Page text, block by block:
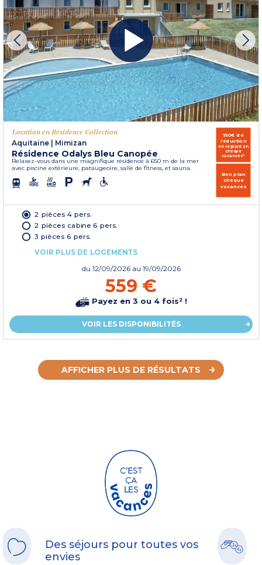
Location en Résidence Collection
Aquitaine | Mimizan
Résidence Odalys Bleu Canopée
Relaxez-vous dans une magnifique résidence à 650 m de la mer
avec piscine extérieure, pataugeoire, salle de fitness, et sauna.
150€ de
réduction
en réglant en
chèque
vacances*
Bon plan
chèque
vacances
2 pièces 4 pers.
2 pièces cabine 6 pers.
3 pièces 6 pers.
VOIR PLUS DE LOGEMENTS
du 12/09/2026 au 19/09/2026
559 €
Payez en 3 ou 4 fois² !
VOIR LES DISPONIBILITÉS
AFFICHER PLUS DE RÉSULTATS
Des séjours pour toutes vos
envies